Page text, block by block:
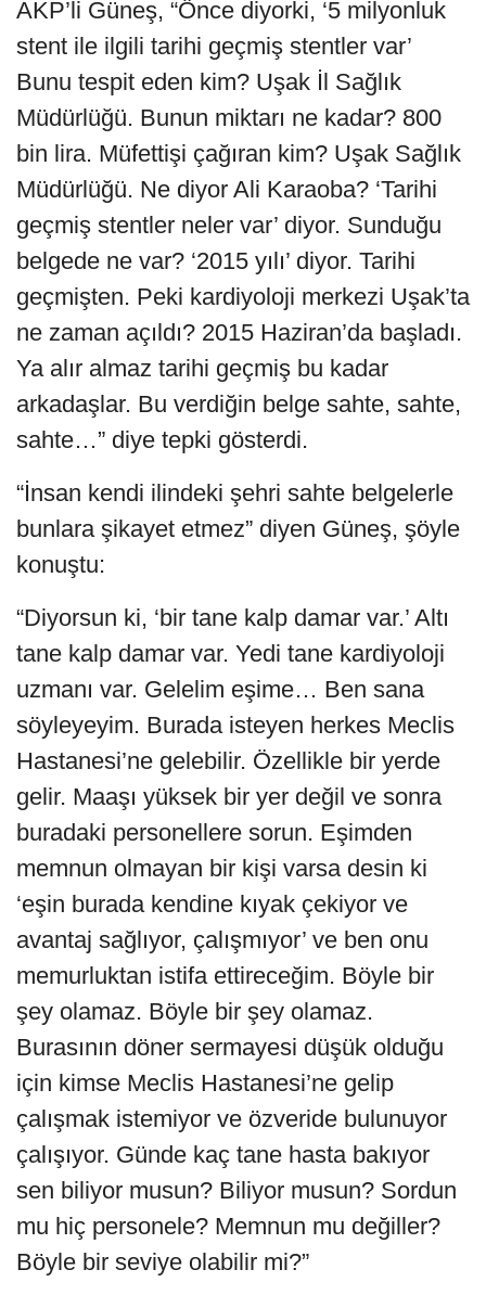
AKP’li Güneş, “Önce diyorki, ‘5 milyonluk
stent ile ilgili tarihi geçmiş stentler var’
Bunu tespit eden kim? Uşak İl Sağlık
Müdürlüğü. Bunun miktarı ne kadar? 800
bin lira. Müfettişi çağıran kim? Uşak Sağlık
Müdürlüğü. Ne diyor Ali Karaoba? ‘Tarihi
geçmiş stentler neler var’ diyor. Sunduğu
belgede ne var? ‘2015 yılı’ diyor. Tarihi
geçmişten. Peki kardiyoloji merkezi Uşak’ta
ne zaman açıldı? 2015 Haziran’da başladı.
Ya alır almaz tarihi geçmiş bu kadar
arkadaşlar. Bu verdiğin belge sahte, sahte,
sahte…” diye tepki gösterdi.
“İnsan kendi ilindeki şehri sahte belgelerle
bunlara şikayet etmez” diyen Güneş, şöyle
konuştu:
“Diyorsun ki, ‘bir tane kalp damar var.’ Altı
tane kalp damar var. Yedi tane kardiyoloji
uzmanı var. Gelelim eşime… Ben sana
söyleyeyim. Burada isteyen herkes Meclis
Hastanesi’ne gelebilir. Özellikle bir yerde
gelir. Maaşı yüksek bir yer değil ve sonra
buradaki personellere sorun. Eşimden
memnun olmayan bir kişi varsa desin ki
‘eşin burada kendine kıyak çekiyor ve
avantaj sağlıyor, çalışmıyor’ ve ben onu
memurluktan istifa ettireceğim. Böyle bir
şey olamaz. Böyle bir şey olamaz.
Burasının döner sermayesi düşük olduğu
için kimse Meclis Hastanesi’ne gelip
çalışmak istemiyor ve özveride bulunuyor
çalışıyor. Günde kaç tane hasta bakıyor
sen biliyor musun? Biliyor musun? Sordun
mu hiç personele? Memnun mu değiller?
Böyle bir seviye olabilir mi?”